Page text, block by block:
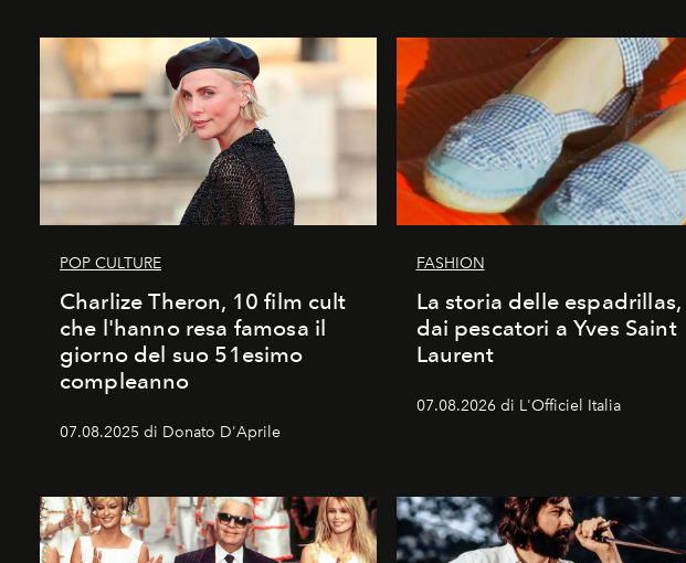
POP CULTURE
Charlize Theron, 10 film cult
che l'hanno resa famosa il
giorno del suo 51esimo
compleanno
07.08.2025 di Donato D'Aprile
FASHION
La storia delle espadrillas,
dai pescatori a Yves Saint
Laurent
07.08.2026 di L'Officiel Italia